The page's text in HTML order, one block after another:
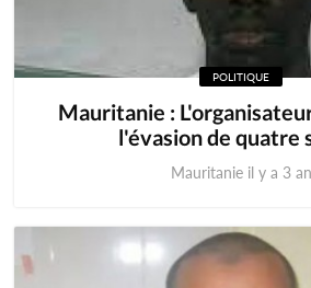
POLITIQUE
Mauritanie :
l'évasion de quatre
Mauritanie il y a 3